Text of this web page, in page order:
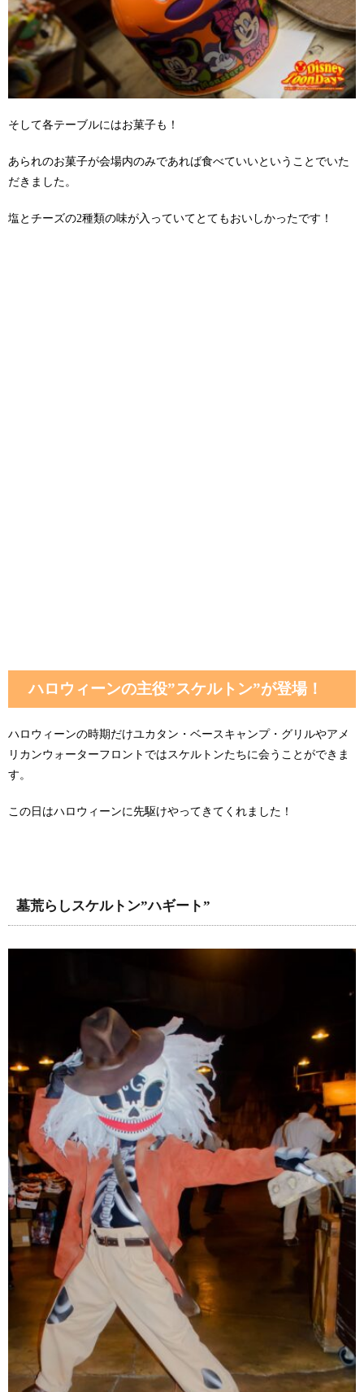
そして各テーブルにはお菓子も！
あられのお菓子が会場内のみであれば食べていいということでいた
だきました。
塩とチーズの2種類の味が入っていてとてもおいしかったです！
ハロウィーンの主役”スケルトン”が登場！
ハロウィーンの時期だけユカタン・ベースキャンプ・グリルやアメ
リカンウォーターフロントではスケルトンたちに会うことができま
す。
この日はハロウィーンに先駆けやってきてくれました！
墓荒らしスケルトン”ハギート”